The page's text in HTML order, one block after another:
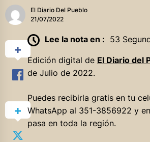
El Diario Del Pueblo
21/07/2022
Lee la nota en : 53
Edición digital de El Diario del
de Julio de 2022.
Puedes recibirla gratis en tu
WhatsApp al 351-3856922 y
pasa en toda la región.